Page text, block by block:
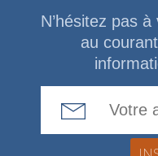
N’hésitez pas
au